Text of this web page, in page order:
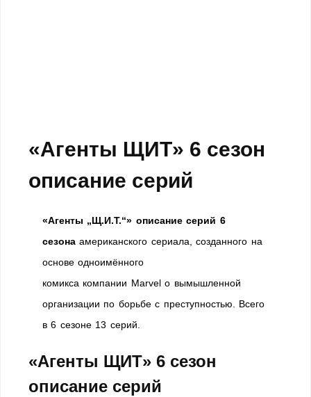
«Агенты ЩИТ» 6 сезон
описание серий
«Агенты „Щ.И.Т.“» описание серий 6
сезона американского сериала, созданного на
основе одноимённого
комикса компании Marvel о вымышленной
организации по борьбе с преступностью. Всего
в 6 сезоне 13 серий.
«Агенты ЩИТ» 6 сезон
описание серий